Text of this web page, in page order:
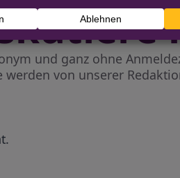
und ganz ohne
werden von unserer